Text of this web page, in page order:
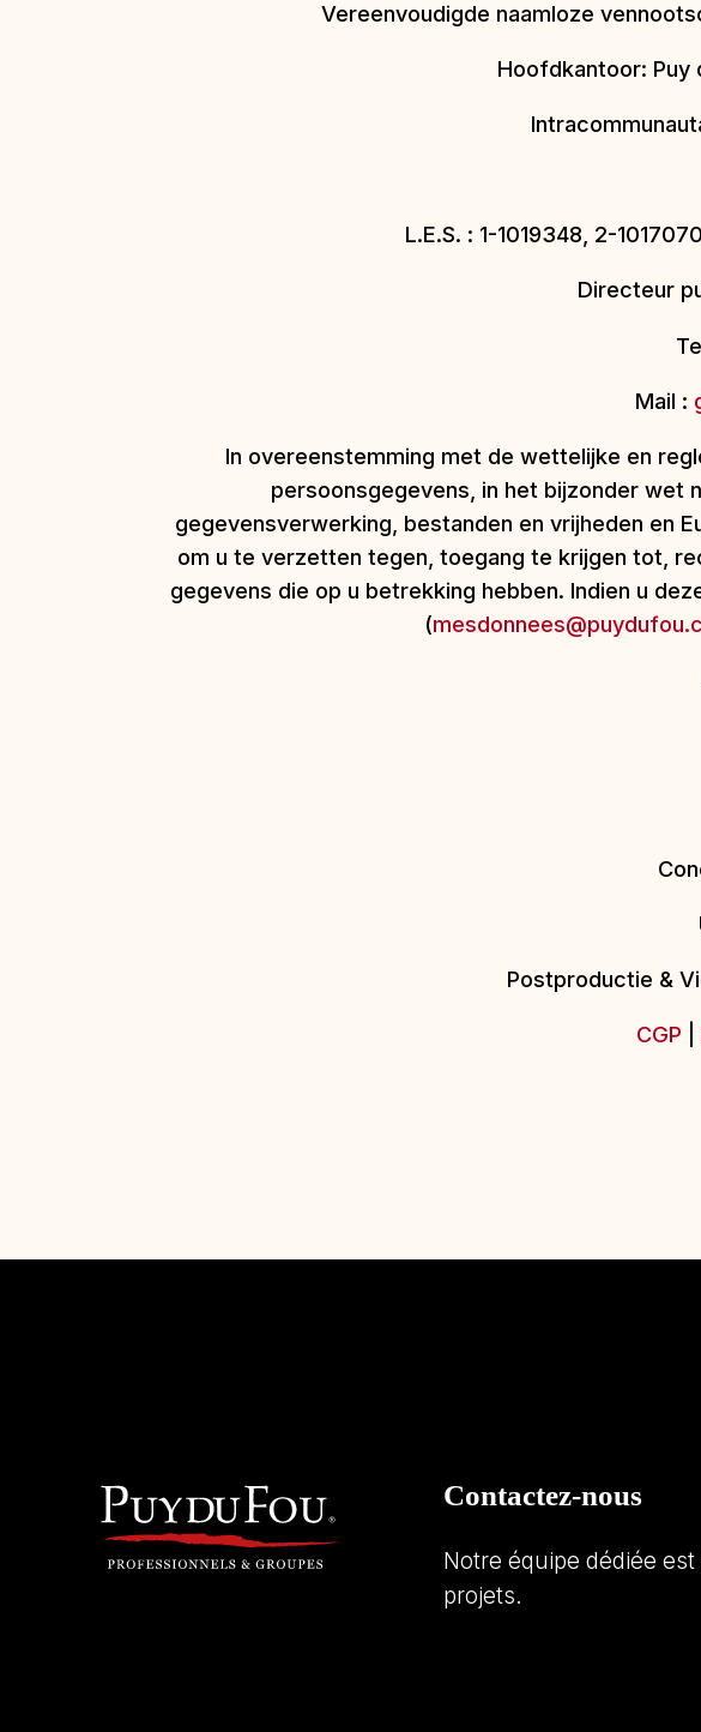
Vereenvoudigde naamloze
Hoofdkantoor: Puy
L.E.S. : 1-1019348, 2-
Directeur
Mail :
In overeenstemming met de wettelijke en
persoonsgegevens, in het bijzonder wet
gegevensverwerking, bestanden en vrijheden en
om u te verzetten tegen, toegang te krijgen tot,
gegevens die op u betrekking hebben. Indien u
(
Postproductie &
CGP
Contactez-nous
Notre équipe dédiée
projets.